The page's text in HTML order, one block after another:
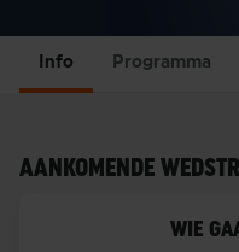
Info Programma
AANKOMENDE
WIE